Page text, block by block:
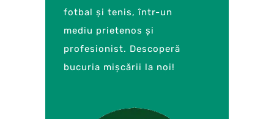
fotbal și tenis, într-un
mediu prietenos și
profesionist. Descoperă
bucuria mișcării la noi!